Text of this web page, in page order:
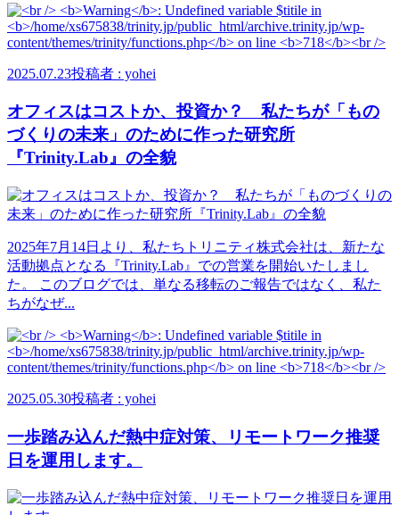
2025.07.23投稿者 : yohei
オフィスはコストか、投資か？ 私たちが「もの
づくりの未来」のために作った研究所
『Trinity.Lab』の全貌
2025年7月14日より、私たちトリニティ株式会社は、新たな
活動拠点となる『Trinity.Lab』での営業を開始いたしまし
た。 このブログでは、単なる移転のご報告ではなく、私た
ちがなぜ...
2025.05.30投稿者 : yohei
一歩踏み込んだ熱中症対策、リモートワーク推奨
日を運用します。